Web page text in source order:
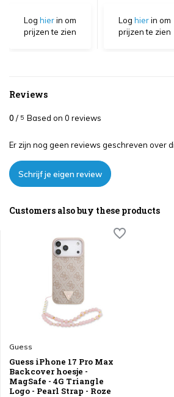
Log hierin om
prijzen te zien
Log hierin om
prijzen te zien
Reviews
0 / 5 Based on 0 reviews
Er zijn nog geen reviews geschreven over
Schrijf je eigen review
Customers also buy these products
Guess
Guess iPhone 17 Pro Max
Backcover hoesje -
MagSafe - 4G Triangle
Logo - Pearl Strap - Roze